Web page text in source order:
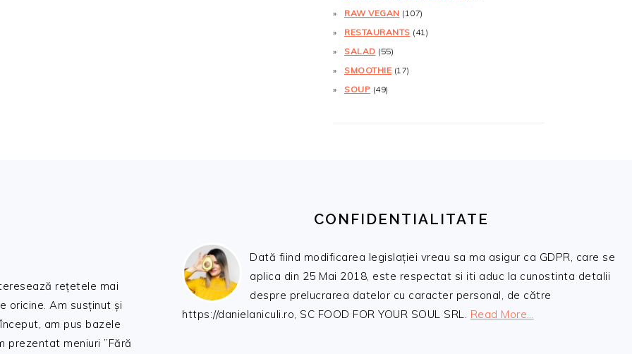
RAW VEGAN (107)
RESTAURANTS (41)
SALAD (55)
SMOOTHIE (17)
SOUP (49)
rețetele mai
oricine. Am susținut și
am pus bazele
prezentat meniuri ”Fără
CONFIDENTIALITATE
Dată fiind modificarea legislației vreau sa ma asigur ca GDPR, care se
aplica din 25 Mai 2018, este respectat si iti aduc la cunostinta detalii
despre prelucrarea datelor cu caracter personal, de către
https://danielaniculi.ro, SC FOOD FOR YOUR SOUL SRL. Read More…